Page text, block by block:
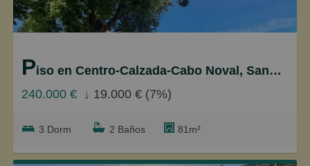
Caros
Pequeños
Grandes
Piso en Centro-Calzada-Cabo Noval, Sanlúcar de Barrameda
240.000 € ↓ 19.000 € (7%)
3 Dorm 2 Baños 81m²